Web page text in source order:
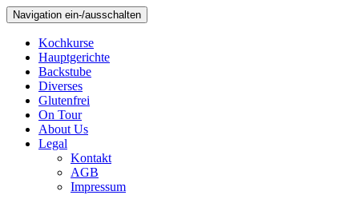
Navigation ein-/ausschalten
Kochkurse
Hauptgerichte
Backstube
Diverses
Glutenfrei
On Tour
About Us
Legal
Kontakt
AGB
Impressum